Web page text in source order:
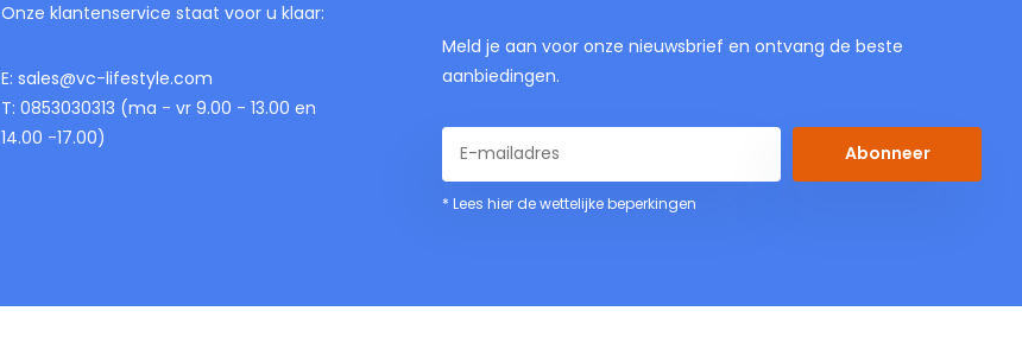
Onze klantenservice staat voor u klaar:
E: sales@vc-lifestyle.com
T: 0853030313 (ma - vr 9.00 - 13.00 en
14.00 -17.00)
Meld je aan voor onze nieuwsbrief en ontvang de beste
aanbiedingen.
Abonneer
* Lees hier de wettelijke beperkingen